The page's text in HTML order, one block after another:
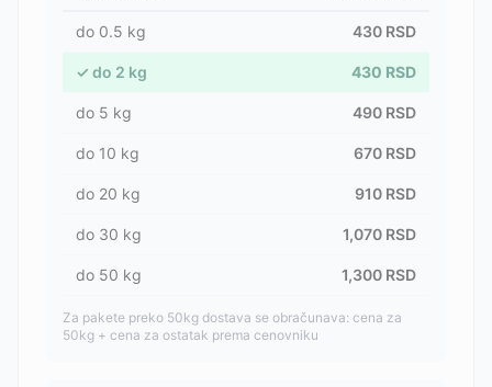
do 0.5 kg 430 RSD
✓ do 2 kg 430 RSD
do 5 kg 490 RSD
do 10 kg 670 RSD
do 20 kg 910 RSD
do 30 kg 1,070 RSD
do 50 kg 1,300 RSD
Za pakete preko 50kg dostava se obračunava: cena za
50kg + cena za ostatak prema cenovniku